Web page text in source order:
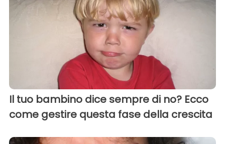
Il tuo bambino dice sempre di no? Ecco
come gestire questa fase della crescita